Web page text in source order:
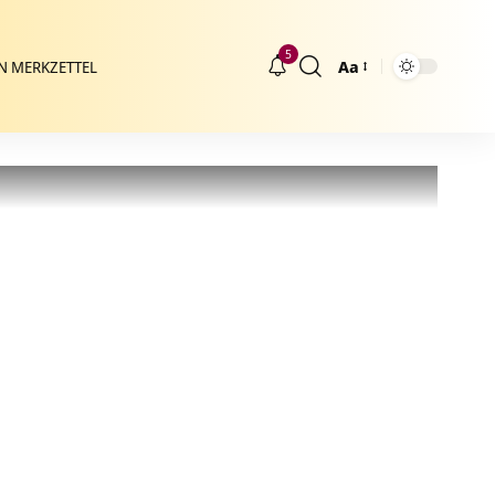
MERKZETTEL
5
Größenänderung
Aa